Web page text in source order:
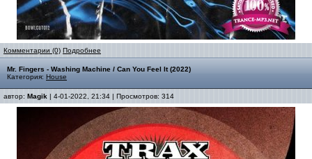
Комментарии (0) Подробнее
Mr. Fingers - Washing Machine / Can You Feel It (2022)
Категория: House
автор: Magik | 4-01-2022, 21:34 | Просмотров: 314